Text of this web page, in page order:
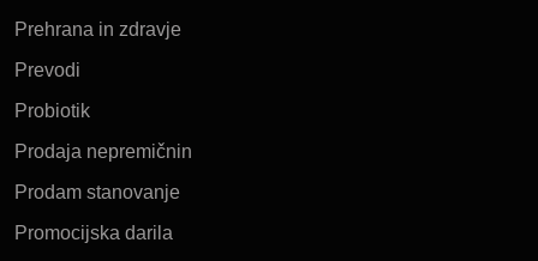
Prehrana in zdravje
Prevodi
Probiotik
Prodaja nepremičnin
Prodam stanovanje
Promocijska darila